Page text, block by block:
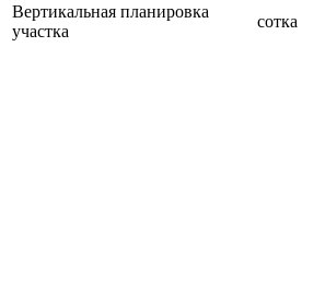
Вертикальная планировка
участка
сотка